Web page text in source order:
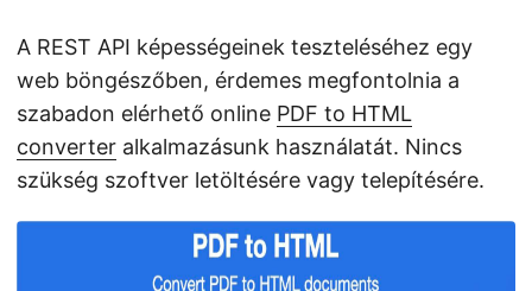
A REST API képességeinek teszteléséhez egy
web böngészőben, érdemes megfontolnia a
szabadon elérhető online PDF to HTML
converter alkalmazásunk használatát. Nincs
szükség szoftver letöltésére vagy telepítésére.